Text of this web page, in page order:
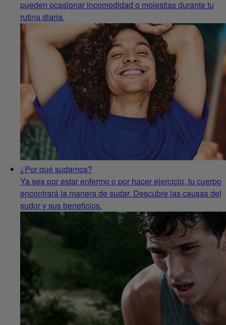
pueden ocasionar incomodidad o molestias durante tu
rutina diaria.
¿Por qué sudamos?
Ya sea por estar enfermo o por hacer ejercicio, tu cuerpo
encontrará la manera de sudar. Descubre las causas del
sudor y sus beneficios.